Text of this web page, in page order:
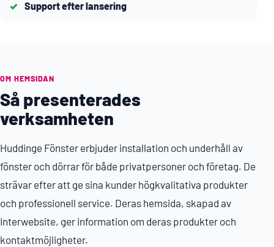
Support efter lansering
OM HEMSIDAN
Så presenterades
verksamheten
Huddinge Fönster erbjuder installation och underhåll av
fönster och dörrar för både privatpersoner och företag. De
strävar efter att ge sina kunder högkvalitativa produkter
och professionell service. Deras hemsida, skapad av
Interwebsite, ger information om deras produkter och
kontaktmöjligheter.